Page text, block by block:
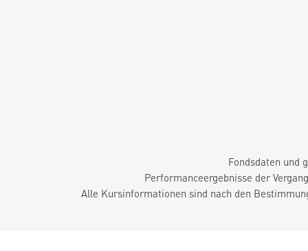
Fondsdaten und
Performanceergebnisse der
Alle Kursinformationen sind nach den